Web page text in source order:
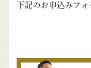
下記のお申込みフ